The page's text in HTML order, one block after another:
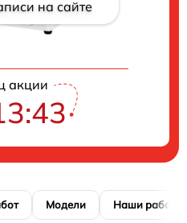
на сайте
акции
Модели Наши работы